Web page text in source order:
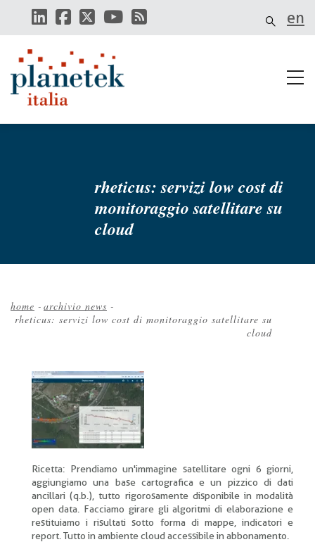
contenuto
en
rheticus: servizi low cost di
monitoraggio satellitare su
cloud
Briciole
home - archivio news -
rheticus: servizi low cost di monitoraggio satellitare su
cloud
Ricetta: Prendiamo un'immagine satellitare ogni 6 giorni,
aggiungiamo una base cartografica e un pizzico di dati
ancillari (q.b.), tutto rigorosamente disponibile in modalità
open data. Facciamo girare gli algoritmi di elaborazione e
restituiamo i risultati sotto forma di mappe, indicatori e
report. Tutto in ambiente cloud accessibile in abbonamento.